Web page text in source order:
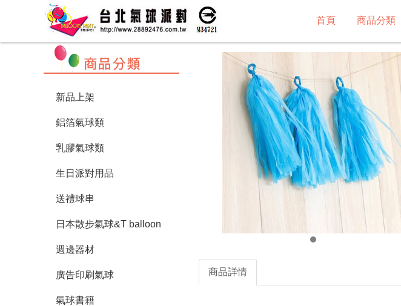
首頁 商品分類
新品上架
鋁箔氣球類
乳膠氣球類
生日派對用品
送禮球串
日本散步氣球&T balloon
週邊器材
廣告印刷氣球
氣球書籍
商品詳情